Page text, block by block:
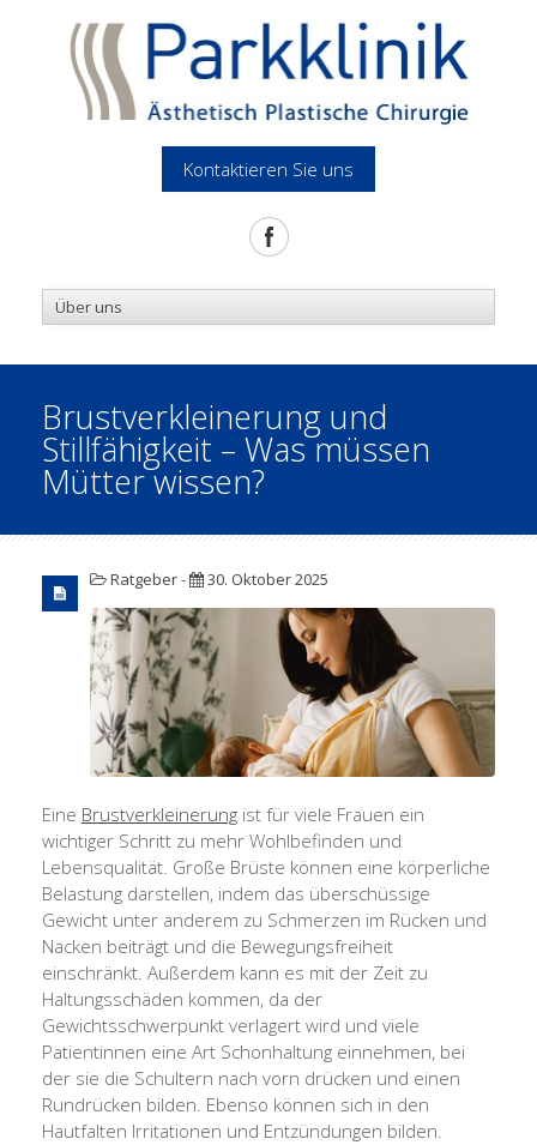
Kontaktieren Sie uns
Brustverkleinerung und
Stillfähigkeit – Was müssen
Mütter wissen?
Ratgeber- 30. Oktober 2025
Eine Brustverkleinerung ist für viele Frauen ein
wichtiger Schritt zu mehr Wohlbefinden und
Lebensqualität. Große Brüste können eine körperliche
Belastung darstellen, indem das überschüssige
Gewicht unter anderem zu Schmerzen im Rücken und
Nacken beiträgt und die Bewegungsfreiheit
einschränkt. Außerdem kann es mit der Zeit zu
Haltungsschäden kommen, da der
Gewichtsschwerpunkt verlagert wird und viele
Patientinnen eine Art Schonhaltung einnehmen, bei
der sie die Schultern nach vorn drücken und einen
Rundrücken bilden. Ebenso können sich in den
Hautfalten Irritationen und Entzündungen bilden.